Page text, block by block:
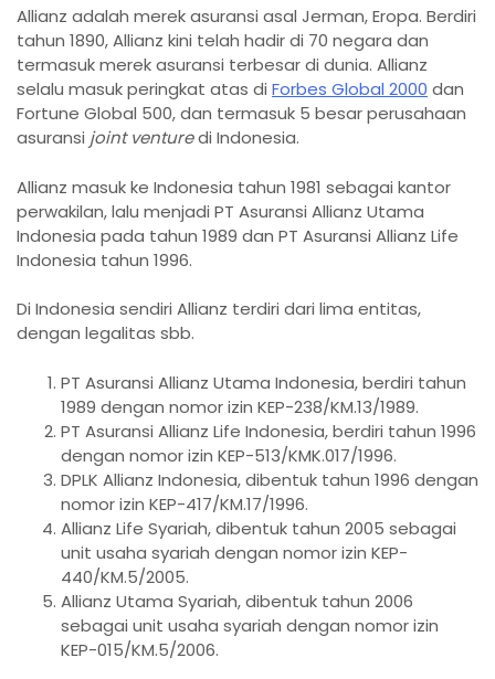
Allianz adalah merek asuransi asal Jerman, Eropa. Berdiri
tahun 1890, Allianz kini telah hadir di 70 negara dan
termasuk merek asuransi terbesar di dunia. Allianz
selalu masuk peringkat atas di Forbes Global 2000 dan
Fortune Global 500, dan termasuk 5 besar perusahaan
asuransi joint venturedi Indonesia.
Allianz masuk ke Indonesia tahun 1981 sebagai kantor
perwakilan, lalu menjadi PT Asuransi Allianz Utama
Indonesia pada tahun 1989 dan PT Asuransi Allianz Life
Indonesia tahun 1996.
Di Indonesia sendiri Allianz terdiri dari lima entitas,
dengan legalitas sbb.
PT Asuransi Allianz Utama Indonesia, berdiri tahun
1989 dengan nomor izin KEP-238/KM.13/1989.
PT Asuransi Allianz Life Indonesia, berdiri tahun 1996
dengan nomor izin KEP-513/KMK.017/1996.
DPLK Allianz Indonesia, dibentuk tahun 1996 dengan
nomor izin KEP-417/KM.17/1996.
Allianz Life Syariah, dibentuk tahun 2005 sebagai
unit usaha syariah dengan nomor izin KEP-
440/KM.5/2005.
Allianz Utama Syariah, dibentuk tahun 2006
sebagai unit usaha syariah dengan nomor izin
KEP-015/KM.5/2006.